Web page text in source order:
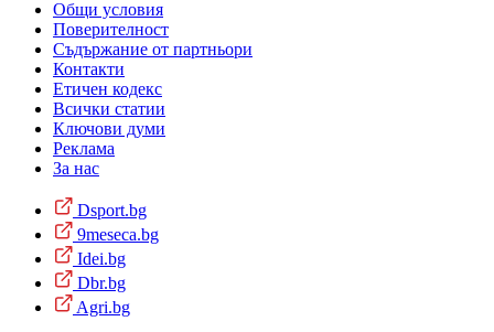
Общи условия
Поверителност
Съдържание от партньори
Контакти
Етичен кодекс
Всички статии
Ключови думи
Реклама
За нас
Dsport.bg
9meseca.bg
Idei.bg
Dbr.bg
Agri.bg